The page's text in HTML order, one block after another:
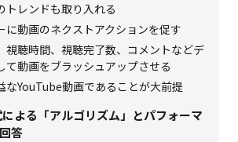
トレンドも取り入れる
に動画のネクストアクションを促す
視聴時間、視聴完了数、コメントなどデ
て動画をブラッシュアップさせる
なYouTube動画であることが大前提
よる「アルゴリズム」とパフォーマ
答